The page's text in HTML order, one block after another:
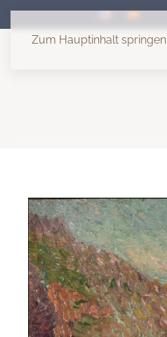
Zum Hauptinhalt springen